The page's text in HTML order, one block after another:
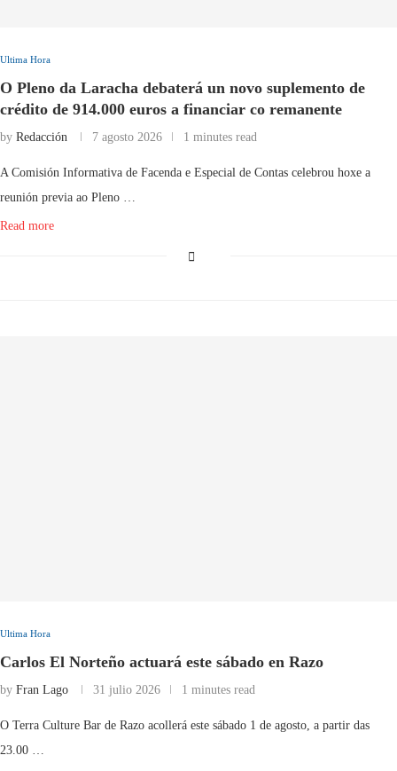
Ultima Hora
O Pleno da Laracha debaterá un novo suplemento de
crédito de 914.000 euros a financiar co remanente
by Redacción 7 agosto 2026 1 minutes read
A Comisión Informativa de Facenda e Especial de Contas celebrou hoxe a
reunión previa ao Pleno …
Read more
Ultima Hora
Carlos El Norteño actuará este sábado en Razo
by Fran Lago 31 julio 2026 1 minutes read
O Terra Culture Bar de Razo acollerá este sábado 1 de agosto, a partir das
23.00 …